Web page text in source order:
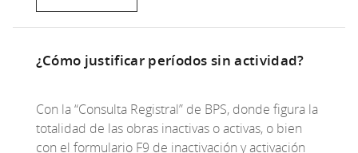
¿Cómo justificar períodos sin actividad?
Con la “Consulta Registral” de BPS, donde figura la
totalidad de las obras inactivas o activas, o bien
con el formulario F9 de inactivación y activación